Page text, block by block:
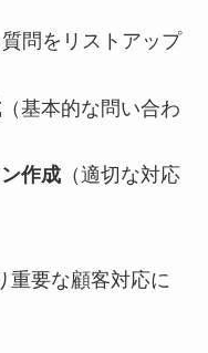
問をリストアップ
（基本的な問い合わ
作成（適切な対応
重要な顧客対応に